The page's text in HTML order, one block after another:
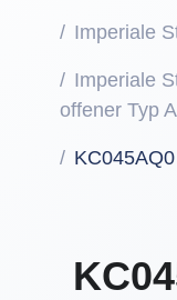
Imperiale
Imperiale
offener Typ A
KC045AQ0